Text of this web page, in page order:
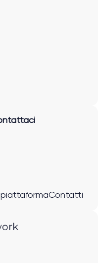
piattaformaContatti